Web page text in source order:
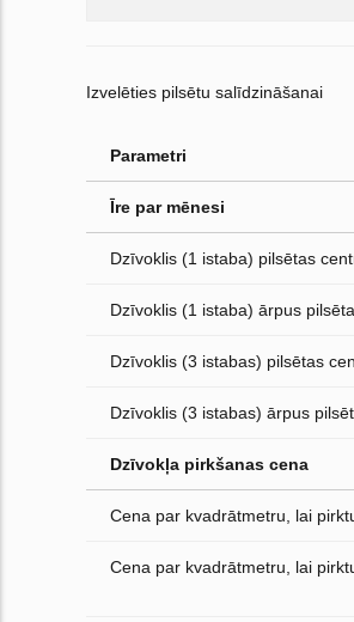
Izvelēties pilsētu salīdzināšanai
Parametri
Īre par mēnesi
Dzīvoklis (1 istaba) pilsētas
Dzīvoklis (1 istaba) ārpus
Dzīvoklis (3 istabas) pilsētas
Dzīvoklis (3 istabas) ārpus
Dzīvokļa pirkšanas cena
Cena par kvadrātmetru, lai
Cena par kvadrātmetru, lai